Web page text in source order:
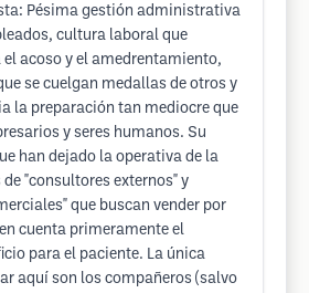
Pésima gestión administrativa
cultura laboral que
acoso y el amedrentamiento,
se cuelgan medallas de otros y
la preparación tan mediocre que
y seres humanos. Su
han dejado la operativa de la
"consultores externos" y
que buscan vender por
cuenta primeramente el
para el paciente. La única
aquí son los compañeros (salvo